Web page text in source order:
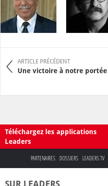
ARTICLE PRÉCÉDENT
Une victoire à notre portée
Téléchargez les applications
Leaders
PARTENAIRES DOSSIERS LEADERS TV
SUR LEADERS